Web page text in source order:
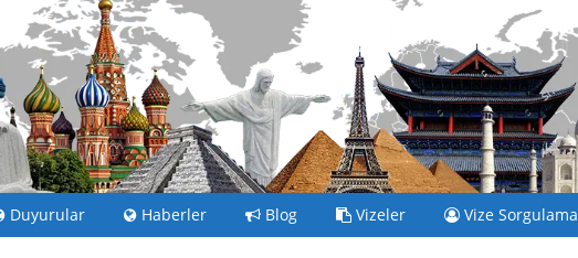
Duyurular Haberler Blog Vizeler Vize Sorgulama